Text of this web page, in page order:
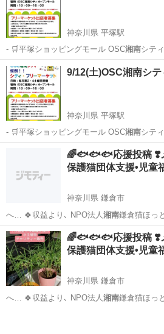
神奈川県 平塚駅
- 🛒平塚ショッピングモール OSC湘南シテ
ケットです…
神奈川 平塚市 平塚駅 フリーマー
9/12(土)OSC湘南シ
神奈川県 平塚駅
- 🛒平塚ショッピングモール OSC湘南シテ
ケットです…平塚市 フリーマー
🌈🐟️🐟️🐟️応援投稿 ❣️
保護猫団体支援•児童
神奈川県 鎌倉市
へ… 🍀収益より､ NPO法人 湘南鎌倉猫ほっ
て…
神奈川 鎌倉市 メダカ
🌈🐟️🐟️🐟️応援投稿 ❣️
保護猫団体支援•児童
神奈川県 鎌倉市
へ… 🍀収益より､ NPO法人 湘南鎌倉猫ほっ